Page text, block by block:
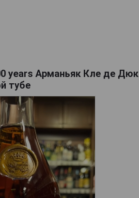
years Арманьяк Кле де Дюк
тубе